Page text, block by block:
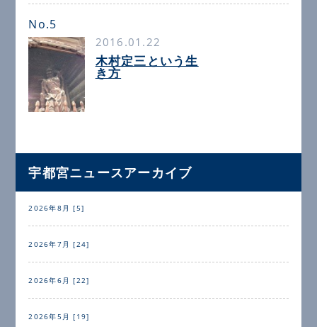
No.5
2016.01.22
木村定三という生
き方
宇都宮ニュースアーカイブ
2026年8月 [5]
2026年7月 [24]
2026年6月 [22]
2026年5月 [19]